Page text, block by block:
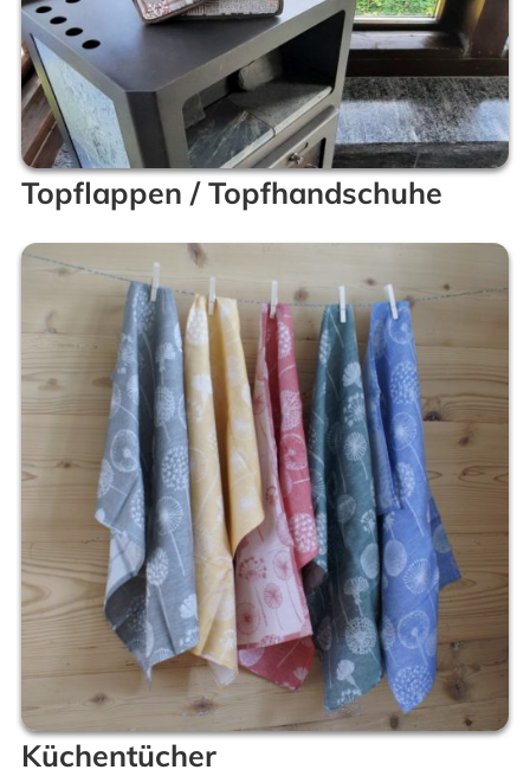
Topflappen / Topfhandschuhe
Küchentücher